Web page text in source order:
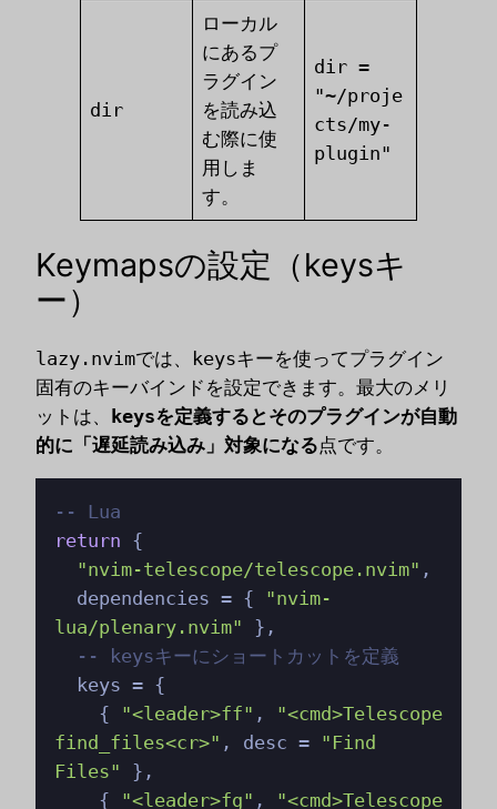
dir
ローカル
にあるプ
ラグイン
を読み込
む際に使
用しま
す。
dir =
"~/proje
cts/my-
plugin"
Keymapsの設定（keysキ
ー）
lazy.nvimでは、 keysキーを使ってプラグイン
固有のキーバインドを設定できます。最大のメリ
ットは、
keysを定義するとそのプラグインが自動
的に「遅延読み込み」対象になる点です。
-- Lua
return {
"nvim-telescope/telescope.nvim" ,
  dependencies = {
"nvim-
lua/plenary.nvim" },
-- keysキーにショートカットを定義
    {
"<leader>ff" ,
"<cmd>Telescope
find_files<cr>" , desc = "Find
Files" },
    {
"<leader>fg" , "<cmd>Telescope